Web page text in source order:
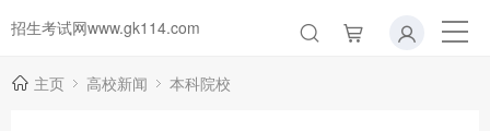
招生考试网www.gk114.com
主页 高校新闻 本科院校